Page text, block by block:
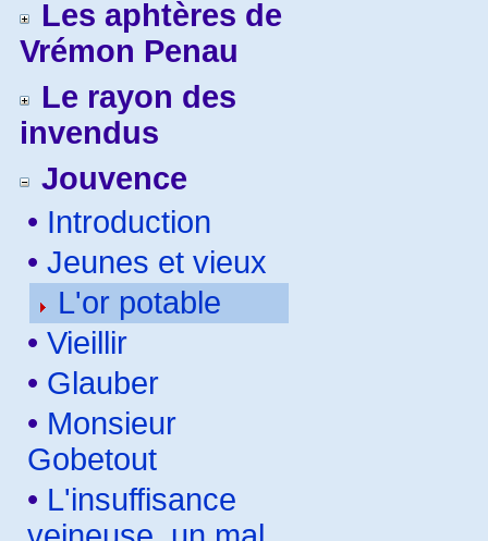
Les aphtères de
Vrémon Penau
Le rayon des
invendus
Jouvence
• Introduction
• Jeunes et vieux
L'or potable
• Vieillir
• Glauber
• Monsieur
Gobetout
• L'insuffisance